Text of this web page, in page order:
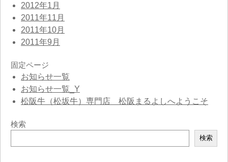
2012年1月
2011年11月
2011年10月
2011年9月
固定ページ
お知らせ一覧
お知らせ一覧_Y
松阪牛（松坂牛）専門店 松阪まるよしへようこそ
検索
索
検索